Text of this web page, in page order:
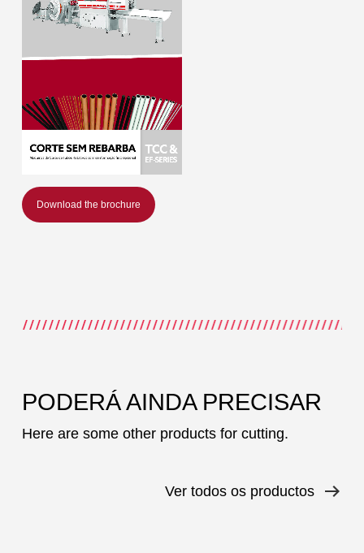
Download the brochure
PODERÁ AINDA PRECISAR
Here are some other products for cutting.
Ver todos os productos